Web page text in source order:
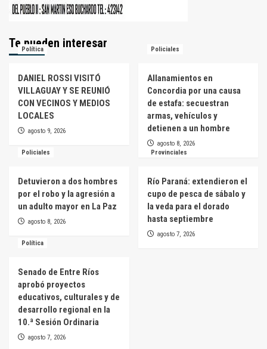
Te pueden interesar
Política
DANIEL ROSSI VISITÓ
VILLAGUAY Y SE REUNIÓ
CON VECINOS Y MEDIOS
LOCALES
agosto 9, 2026
Policiales
Allanamientos en
Concordia por una causa
de estafa: secuestran
armas, vehículos y
detienen a un hombre
agosto 8, 2026
Policiales
Detuvieron a dos hombres
por el robo y la agresión a
un adulto mayor en La Paz
agosto 8, 2026
Provinciales
Río Paraná: extendieron el
cupo de pesca de sábalo y
la veda para el dorado
hasta septiembre
agosto 7, 2026
Política
Senado de Entre Ríos
aprobó proyectos
educativos, culturales y de
desarrollo regional en la
10.ª Sesión Ordinaria
agosto 7, 2026